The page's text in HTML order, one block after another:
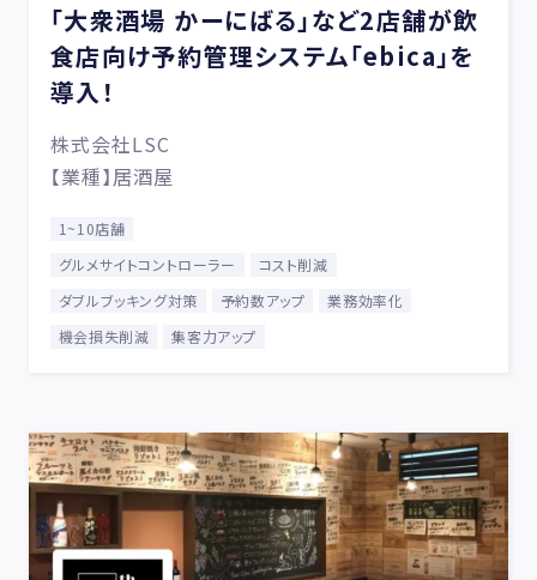
「大衆酒場 かーにばる」など2店舗が飲
食店向け予約管理システム「ebica」を
導入！
株式会社LSC
【業種】居酒屋
1~10店舗
グルメサイトコントローラー
コスト削減
ダブルブッキング対策
予約数アップ
業務効率化
機会損失削減
集客力アップ